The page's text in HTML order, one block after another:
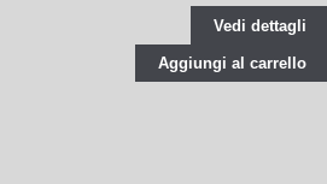
Vedi dettagli
Aggiungi al carrello